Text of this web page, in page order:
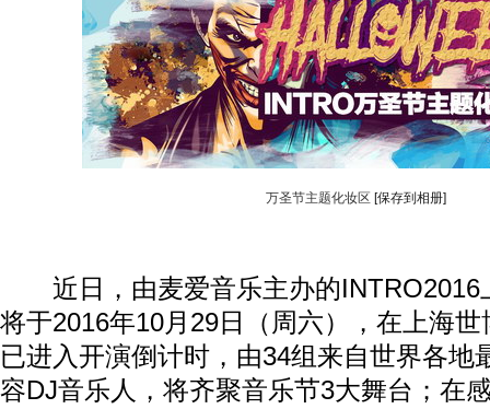
万圣节主题化妆区 [保存到相册]
近日，由麦爱音乐主办的INTRO2016
将于2016年10月29日（周六），在上海
已进入开演倒计时，由34组来自世界各地
容DJ音乐人，将齐聚音乐节3大舞台；在